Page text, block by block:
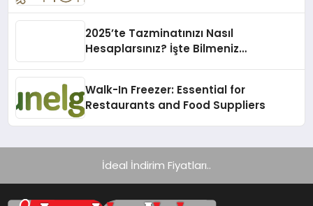
2025’te Tazminatınızı Nasıl
Hesaplarsınız? İşte Bilmeniz
Walk-In Freezer: Essential for
Restaurants and Food Suppliers
İdeal İndirim Fiyatları..